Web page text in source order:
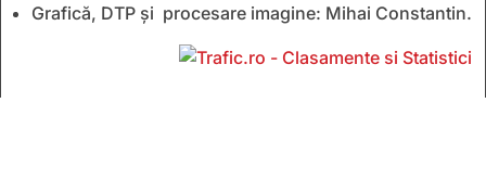
Grafică, DTP și procesare imagine: Mihai Constantin.